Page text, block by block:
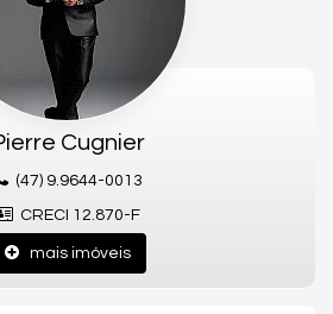
acolhedoras que definem um
Suítes
churrasqueira
e piso vinílico
Cugnier
(47) 9.9644-0013
CRECI 12.870-F
mais imóveis